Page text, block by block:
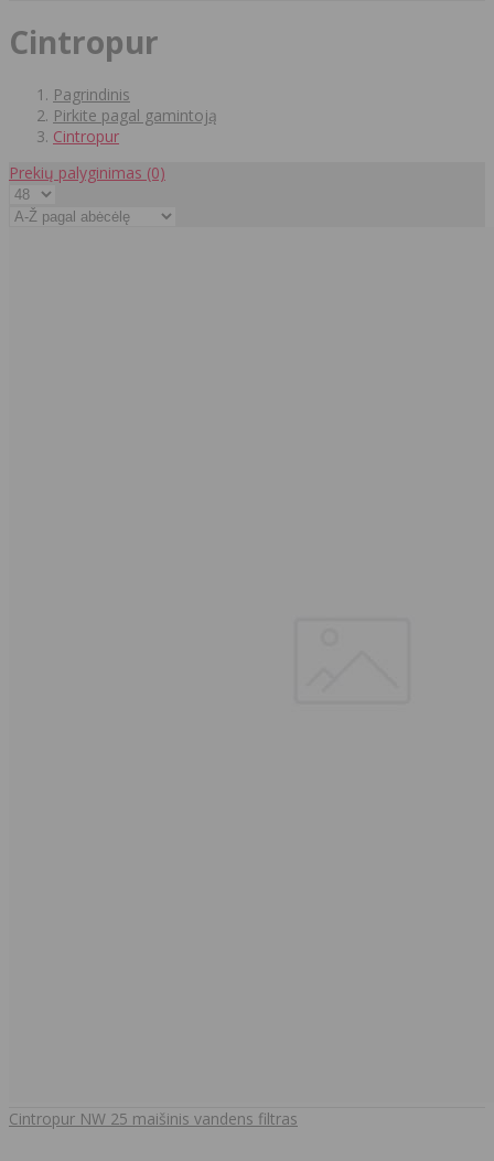
Cintropur
Pagrindinis
Pirkite pagal gamintoją
Cintropur
Prekių palyginimas (0)
Cintropur NW 25 maišinis vandens filtras